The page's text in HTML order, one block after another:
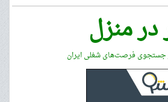
در منزل
جستجوی فرصت‌های شغلی ایران